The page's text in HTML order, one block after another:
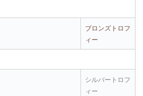
ブロンズトロフ
ィー
シルバートロフ
ィー